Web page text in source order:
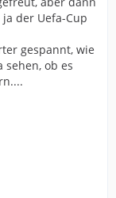
der Uefa-Cup
gespannt, wie
ob es